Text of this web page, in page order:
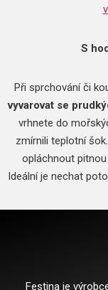
S
Při sprchování či
vyvarovat se
vrhnete do
zmírnili teplotní šok.
opláchnout
Ideální je nechat
Festina je